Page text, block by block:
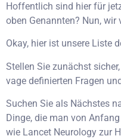
Hoffentlich sind hier für
oben Genannten? Nun,
Okay, hier ist unsere Liste
Stellen Sie zunächst
vage definierten Fragen
Suchen Sie als Nächstes
Dinge, die man von
wie Lancet Neurology zur